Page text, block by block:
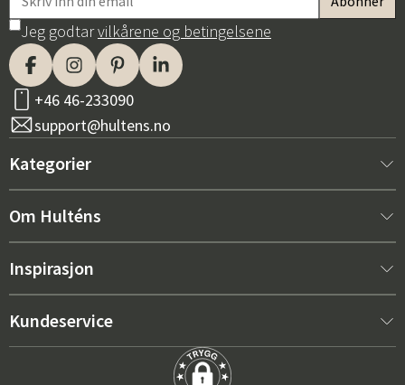
Jeg godtarvilkårene og betingelsene
+46 46-233090
support@hultens.no
Kategorier
Nytt hos oss
Innredning
Om Hulténs
Om Hulténs
Salgsavdeling
Inspirasjon
Bestselger
Kundeservice